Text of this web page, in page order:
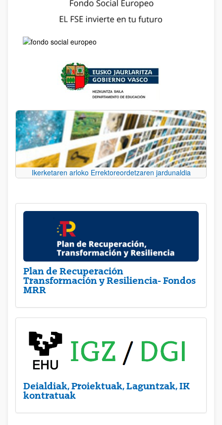
Ikerketaren arloko Errektoreordetzaren jardunaldia
Plan de Recuperación
Transformación y Resiliencia- Fondos
MRR
Deialdiak, Proiektuak, Laguntzak, IK
kontratuak